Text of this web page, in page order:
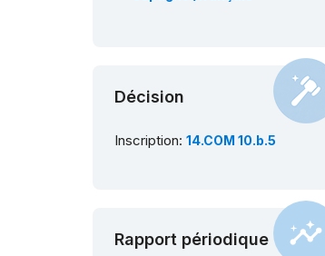
Décision
Inscription: 14.COM 10.b.5
Rapport périodique